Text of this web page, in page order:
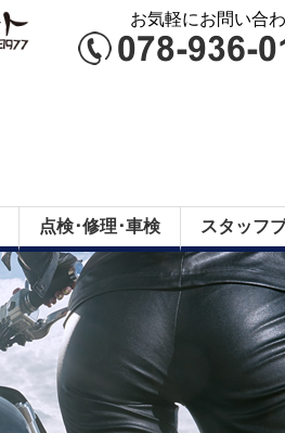
お気軽にお問い合
点検･修理･車検 スタッフ